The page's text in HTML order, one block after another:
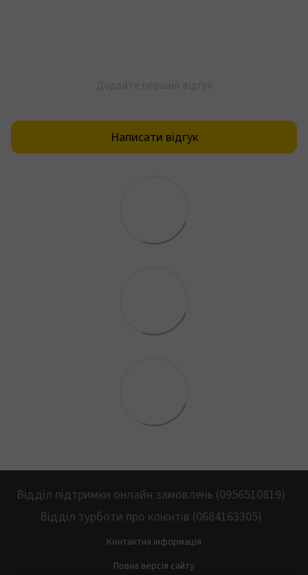
Написати відгук
Відділ підтримки онлайн замовлень (0956510819)
Відділ турботи про клієнтів (0684163305)
Контактна інформація
Повна версія сайту